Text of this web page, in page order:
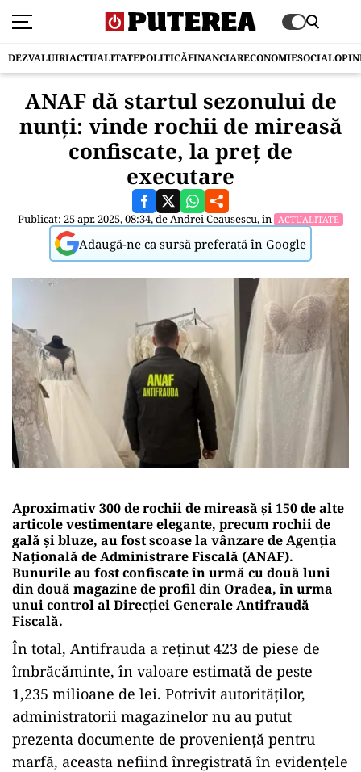
DEZVALUIRIACTUALITATEPOLITICĂFINANCIARECONOMIESOCIAL
ANAF dă startul sezonului de
nunți: vinde rochii de mireasă
confiscate, la preț de
executare
Publicat: 25 apr. 2025, 08:34, deAndrei Ceausescu, în ACTUALITATE
Adaugă-ne ca sursă preferată în Google
Aproximativ 300 de rochii de mireasă și 150 de alte
articole vestimentare elegante, precum rochii de
gală și bluze, au fost scoase la vânzare de Agenția
Națională de Administrare Fiscală (ANAF).
Bunurile au fost confiscate în urmă cu două luni
din două magazine de profil din Oradea, în urma
unui control al Direcției Generale Antifraudă
Fiscală.
În total, Antifrauda a reținut 423 de piese de
îmbrăcăminte, în valoare estimată de peste
1,235 milioane de lei. Potrivit autorităților,
administratorii magazinelor nu au putut
prezenta documente de proveniență pentru
marfă, aceasta nefiind înregistrată în evidențele